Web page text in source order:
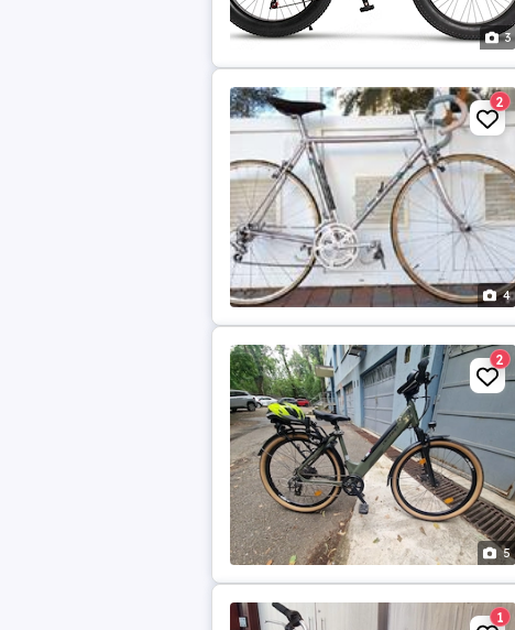
3
4
2
5
2
1